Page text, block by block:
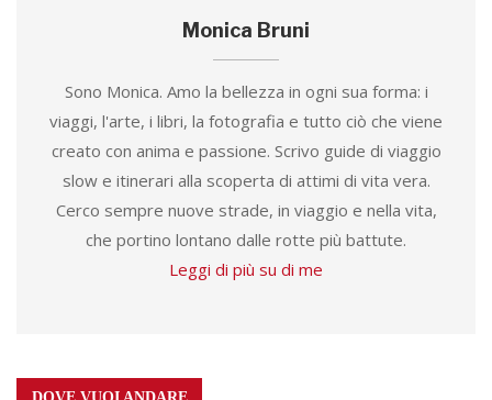
Monica Bruni
Sono Monica. Amo la bellezza in ogni sua forma: i
viaggi, l'arte, i libri, la fotografia e tutto ciò che viene
creato con anima e passione. Scrivo guide di viaggio
slow e itinerari alla scoperta di attimi di vita vera.
Cerco sempre nuove strade, in viaggio e nella vita,
che portino lontano dalle rotte più battute.
Leggi di più su di me